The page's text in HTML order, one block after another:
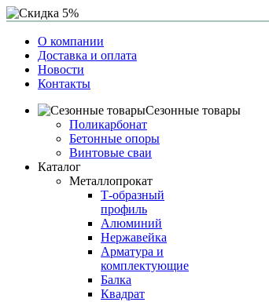
О компании
Доставка и оплата
Новости
Контакты
Сезонные товары
Поликарбонат
Бетонные опоры
Винтовые сваи
Каталог
Металлопрокат
Т-образный
профиль
Алюминий
Нержавейка
Арматура и
комплектующие
Балка
Квадрат